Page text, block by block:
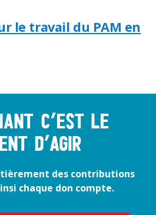
le travail du PAM en
c’est le
d’agir
des contributions
chaque don compte.